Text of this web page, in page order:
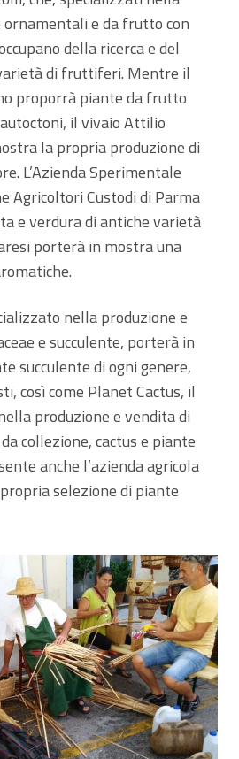
e da frutto con
della ricerca e del
di fruttiferi. Mentre il
proporrà piante da frutto
il vivaio Attilio
la propria produzione di
L’Azienda Sperimentale
Agricoltori Custodi di Parma
e verdura di antiche varietà
porterà in mostra una
nella produzione e
e succulente, porterà in
succulente di ogni genere,
così come Planet Cactus, il
produzione e vendita di
collezione, cactus e piante
anche l’azienda agricola
selezione di piante